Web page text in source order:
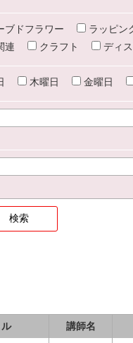
ブドフラワー ラッピン
連 クラフト ディ
木曜日 金曜日
講師名